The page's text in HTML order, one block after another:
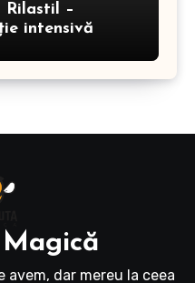
Rilastil –
intensivă
avem, dar mereu la ceea